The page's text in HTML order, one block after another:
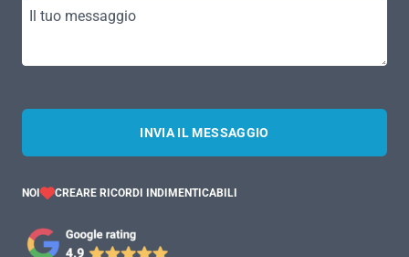
Il tuo messaggio
INVIA IL MESSAGGIO
NOI CREARE RICORDI INDIMENTICABILI